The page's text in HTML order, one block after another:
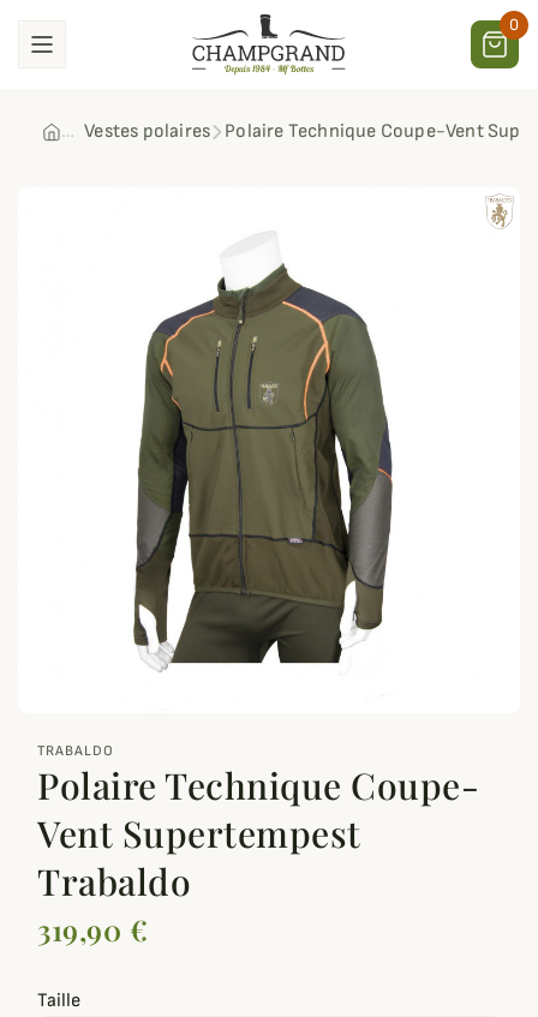
0
Vestes polaires Polaire Technique Coupe-Vent
TRABALDO
Polaire Technique Coupe-
Vent Supertempest
Trabaldo
319,90 €
Taille